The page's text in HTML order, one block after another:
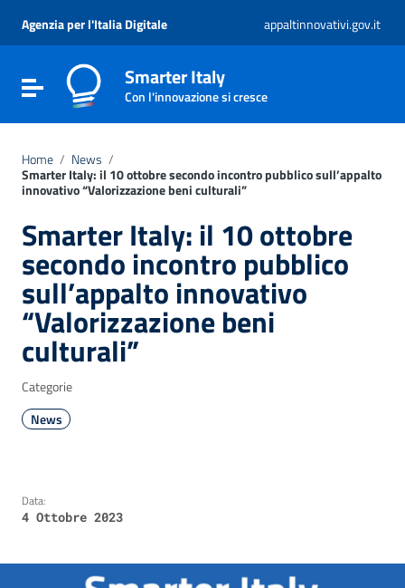
Vai al menu di navigazione
Vai al footer
Agenzia per l'Italia Digitale appaltinnovativi.gov.it
Attiva / disattiva la navigazione
Smarter Italy
Con l'innovazione si cresce
Home / News /
Smarter Italy: il 10 ottobre secondo incontro pubblico sull’appalto
innovativo “Valorizzazione beni culturali”
Smarter Italy: il 10 ottobre
secondo incontro pubblico
sull’appalto innovativo
“Valorizzazione beni
culturali”
Categorie
News
Data:
4 Ottobre 2023